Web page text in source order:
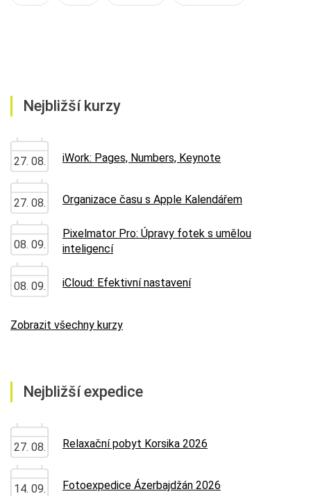
Nejbližší kurzy
27. 08. iWork: Pages, Numbers, Keynote
27. 08. Organizace času s Apple Kalendářem
08. 09.
Pixelmator Pro: Úpravy fotek s umělou
inteligencí
08. 09. iCloud: Efektivní nastavení
Zobrazit všechny kurzy
Nejbližší expedice
27. 08. Relaxační pobyt Korsika 2026
14. 09. Fotoexpedice Ázerbajdžán 2026